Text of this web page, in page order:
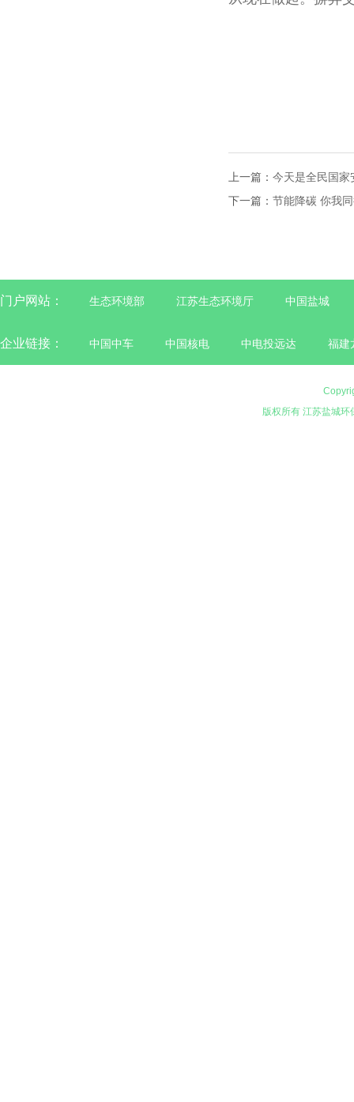
上一篇： 今天是全民国
下一篇： 节能降碳 你我
门户网站： 生态环境部 江苏生态环境厅 中国盐城
企业链接： 中国中车 中国核电 中电投远达 福建
版权所有 江苏盐城